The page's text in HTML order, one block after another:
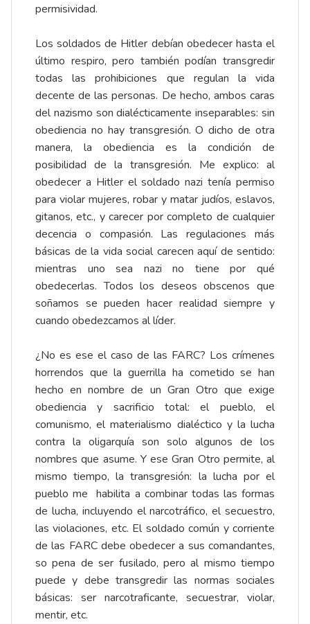
permisividad.
Los soldados de Hitler debían obedecer hasta el
último respiro, pero también podían transgredir
todas las prohibiciones que regulan la vida
decente de las personas. De hecho, ambos caras
del nazismo son dialécticamente inseparables: sin
obediencia no hay transgresión. O dicho de otra
manera, la obediencia es la condición de
posibilidad de la transgresión. Me explico: al
obedecer a Hitler el soldado nazi tenía permiso
para violar mujeres, robar y matar judíos, eslavos,
gitanos, etc., y carecer por completo de cualquier
decencia o compasión. Las regulaciones más
básicas de la vida social carecen aquí de sentido:
mientras uno sea nazi no tiene por qué
obedecerlas. Todos los deseos obscenos que
soñamos se pueden hacer realidad siempre y
cuando obedezcamos al líder.
¿No es ese el caso de las FARC? Los crímenes
horrendos que la guerrilla ha cometido se han
hecho en nombre de un Gran Otro que exige
obediencia y sacrificio total: el pueblo, el
comunismo, el materialismo dialéctico y la lucha
contra la oligarquía son solo algunos de los
nombres que asume. Y ese Gran Otro permite, al
mismo tiempo, la transgresión: la lucha por el
pueblo me habilita a combinar todas las formas
de lucha, incluyendo el narcotráfico, el secuestro,
las violaciones, etc. El soldado común y corriente
de las FARC debe obedecer a sus comandantes,
so pena de ser fusilado, pero al mismo tiempo
puede y debe transgredir las normas sociales
básicas: ser narcotraficante, secuestrar, violar,
mentir, etc.